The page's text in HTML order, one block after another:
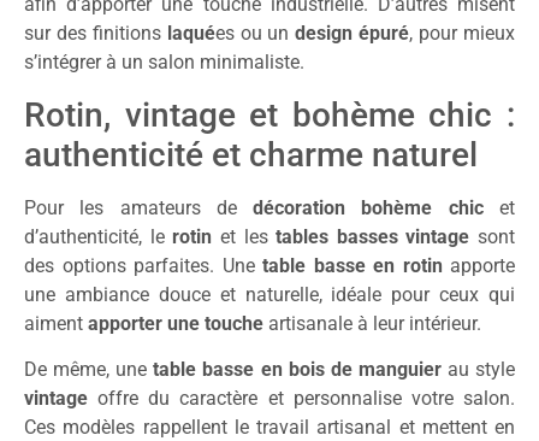
sur des finitions laquées ou undesign épuré, pour mieux
s’intégrer à un salon minimaliste.
Rotin, vintage et bohème chic :
authenticité et charme naturel
Pour les amateurs dedécoration bohème chicet
d’authenticité, le rotin et lestables basses vintage sont
des options parfaites. Une table basse en rotin apporte
une ambiance douce et naturelle, idéale pour ceux qui
aiment apporter une touche artisanale à leur intérieur.
De même, unetable basse en bois de manguierau style
vintage offre du caractère et personnalise votre salon.
Ces modèles rappellent le travail artisanal et mettent en